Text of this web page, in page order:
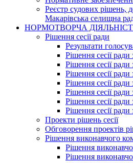
Реєстр судових рішень,
Макарівська селищна
НОРМОТВОРЧА
Рішення сесії ради
Результати
Рішення сесії ради
Рішення сесії ради
Рішення сесії ради
Рішення сесії ради
Рішення сесії ради
Рішення сесії ради
Рішення сесії ради
Проекти рішень сесії
Обговорення проектів
Рішення виконавчого
Рішення
Рішення